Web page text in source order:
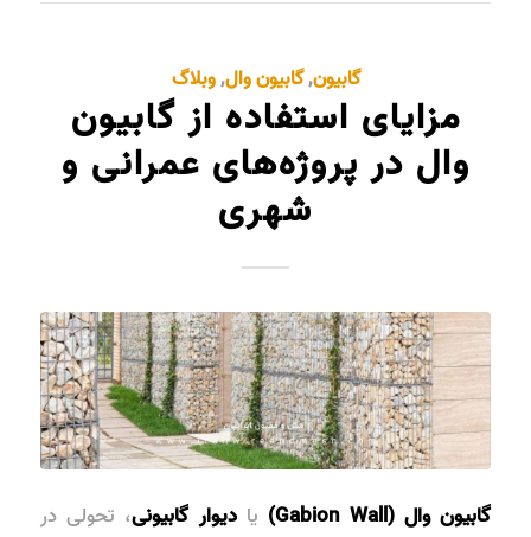
گابیون,گابیون وال,وبلاگ
مزایای استفاده از گابیون
وال در پروژه‌های عمرانی و
شهری
گابیون وال (Gabion Wall) یادیوار گابیونی، تحولی در